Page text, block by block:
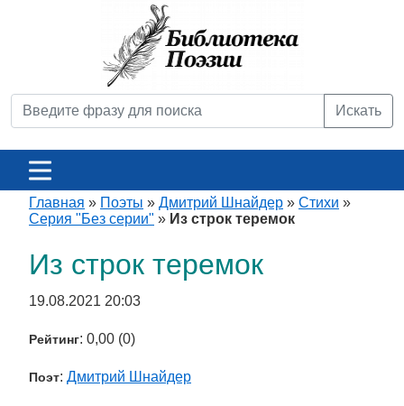
Искать
Главная » Поэты » Дмитрий Шнайдер » Стихи »
Серия "Без серии" » Из строк теремок
Из строк теремок
19.08.2021 20:03
Рейтинг: 0,00 (0)
Поэт: Дмитрий Шнайдер